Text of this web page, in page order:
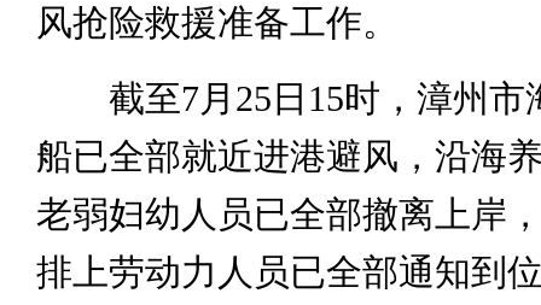
风抢险救援准备工作。
截至7月25日15时，漳州市
船已全部就近进港避风，沿海
老弱妇幼人员已全部撤离上岸
排上劳动力人员已全部通知到